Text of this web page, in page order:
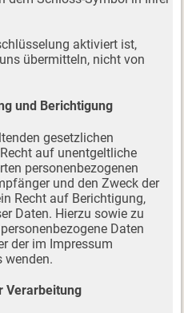
aktiviert ist,
übermitteln, nicht von
und Berichtigung
gesetzlichen
auf unentgeltliche
personenbezogenen
und den Zweck der
Recht auf Berichtigung,
Daten. Hierzu sowie zu
Daten
der im Impressum
wenden.
Verarbeitung